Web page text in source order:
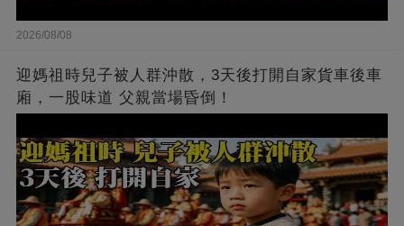
2026/08/08
迎媽祖時兒子被人群沖散，3天後打開自家貨車後車
廂，一股味道 父親當場昏倒！